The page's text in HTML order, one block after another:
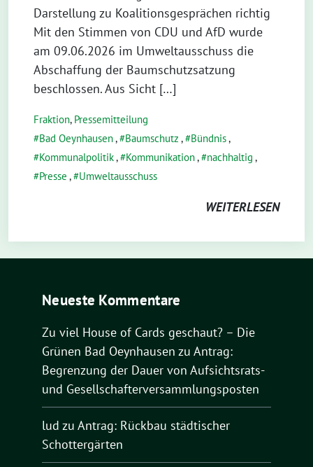
Darstellung zu Koalitionsgesprächen richtig
Mit den Stimmen von CDU und AfD wurde
am 09.06.2026 im Umweltausschuss die
Abschaffung der Baumschutzsatzung
beschlossen. Aus Sicht […]
Fraktion, Pressemitteilung
Bad Oeynhausen, Baumschutz , Bündnis,
Kommunalpolitik, Kommunikation, nachhaltig ,
Presse , Umweltausschuss
WEITERLESEN
Neueste Kommentare
Zu viel House of Cards geschaut? – Die
Grünen Bad Oeynhausen zu Antrag:
Begrenzung der Dauer von Aufsichtsrats-
und Gesellschafterversammlungsposten
lud zu Antrag: Rückbau städtischer
Schottergärten